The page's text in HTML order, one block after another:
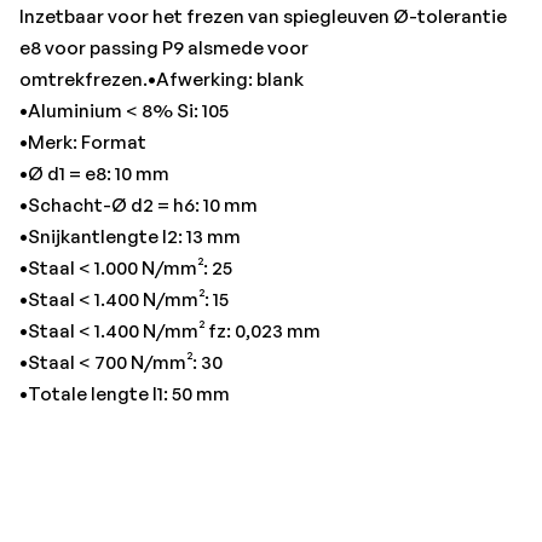
Inzetbaar voor het frezen van spiegleuven Ø-tolerantie
e8 voor passing P9 alsmede voor
omtrekfrezen.•Afwerking: blank
•Aluminium < 8% Si: 105
•Merk: Format
•Ø d1 = e8: 10 mm
•Schacht-Ø d2 = h6: 10 mm
•Snijkantlengte I2: 13 mm
•Staal < 1.000 N/mm²: 25
•Staal < 1.400 N/mm²: 15
•Staal < 1.400 N/mm² fz: 0,023 mm
•Staal < 700 N/mm²: 30
•Totale lengte l1: 50 mm